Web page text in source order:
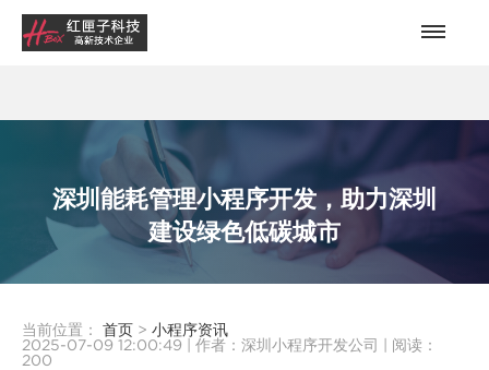
深圳能耗管理小程序开发，助力深圳
建设绿色低碳城市
当前位置： 首页 > 小程序资讯
2025-07-09 12:00:49
作者：深圳小程序开发公司
阅读：
200